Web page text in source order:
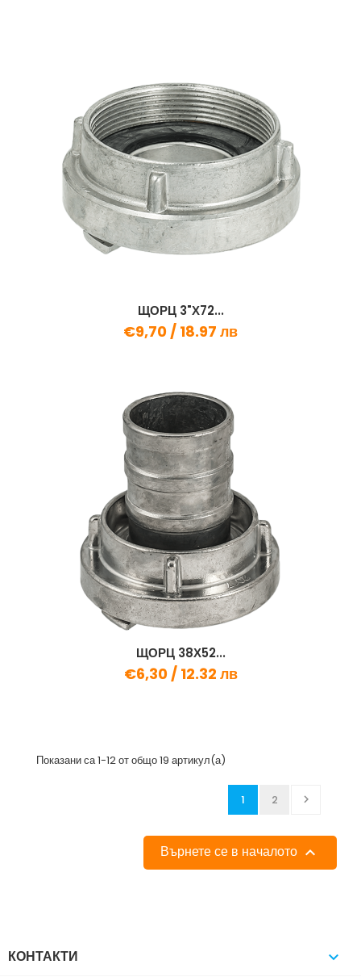
ЩОРЦ 3"Х72...
€9,70 / 18.97 лв
ЩОРЦ 38Х52...
€6,30 / 12.32 лв
Показани са 1-12 от общо 19 артикул(а)
1 2 
Върнете се в началото 
КОНТАКТИ 